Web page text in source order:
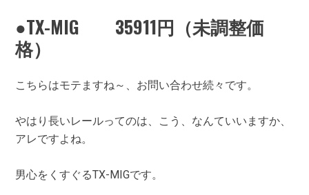
●TX-MIG 35911円（未調整価
格）
こちらはモテますね～、お問い合わせ続々です。
やはり長いレールってのは、こう、なんていいますか、
アレですよね。
男心をくすぐるTX-MIGです。